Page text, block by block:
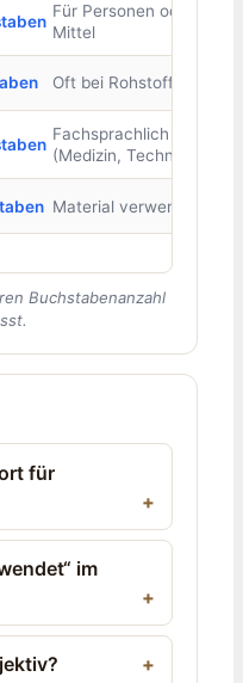
Für Personen oder
Mittel
Oft bei Rohstoffen
Fachsprachlich
(Medizin, Technik)
Material verwendet
Buchstabenanzahl
für
im